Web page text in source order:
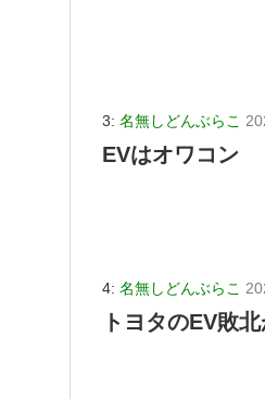
3: 名無しどんぶらこ
EVはオワコン
4: 名無しどんぶらこ
トヨタのEV敗